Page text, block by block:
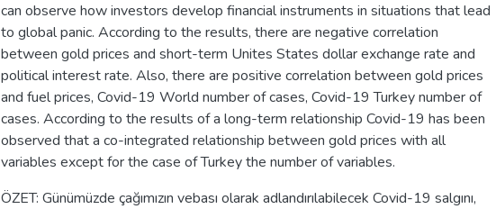
can observe how investors develop financial instruments in situations that lead
to global panic. According to the results, there are negative correlation
between gold prices and short-term Unites States dollar exchange rate and
political interest rate. Also, there are positive correlation between gold prices
and fuel prices, Covid-19 World number of cases, Covid-19 Turkey number of
cases. According to the results of a long-term relationship Covid-19 has been
observed that a co-integrated relationship between gold prices with all
variables except for the case of Turkey the number of variables.
ÖZET: Günümüzde çağımızın vebası olarak adlandırılabilecek Covid-19 salgını,